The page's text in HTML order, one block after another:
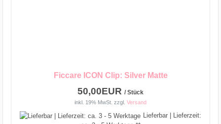
Ficcare ICON Clip: Silver Matte
50,00EUR / Stück
inkl. 19% MwSt. zzgl. Versand
Lieferbar | Lieferzeit: